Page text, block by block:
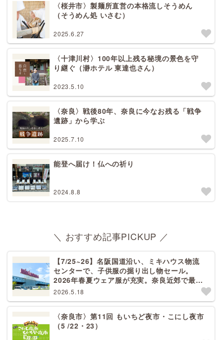
〈桜井市〉製麺所直営の本格流しそうめん
（そうめん処 いさむ）
2025.6.27
〈十津川村〉100年以上残る秘境の景色を守
り継ぐ（瀞ホテル 東達也さん）
2023.5.10
〈奈良〉戦後80年、奈良に今なお残る「戦争
遺跡」から学ぶ
2025.7.10
能登へ届け！仏への祈り
2024.8.8
＼ おすすめ記事PICKUP ／
【7/25~26】名阪国道沿い、ミキハウス物流
センターで、子供服の掘り出し物セール。
2026年春夏ウェア服が充実。奈良近郊で最大
規模！天理から27分[PR]
2026.5.18
〈奈良市〉第11回 もいちど夜市・こにし夜市
（5 /22・23）